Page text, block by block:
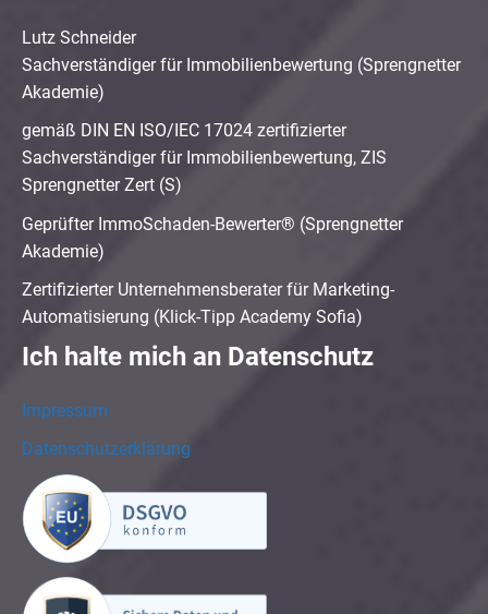
Lutz Schneider
Sachverständiger für Immobilienbewertung (Sprengnetter
Akademie)
gemäß DIN EN ISO/IEC 17024 zertifizierter
Sachverständiger für Immobilienbewertung, ZIS
Sprengnetter Zert (S)
Geprüfter ImmoSchaden-Bewerter® (Sprengnetter
Akademie)
Zertifizierter Unternehmensberater für Marketing-
Automatisierung (Klick-Tipp Academy Sofia)
Ich halte mich an Datenschutz
Impressum
Datenschutzerklärung